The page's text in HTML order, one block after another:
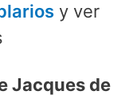
y ver
Jacques de